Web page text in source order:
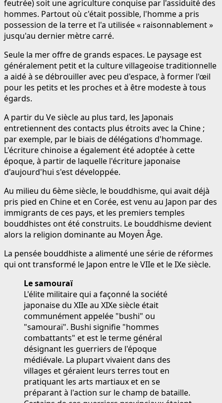
feutrée) soit une agriculture conquise par l'assiduité des
hommes. Partout où c'était possible, l'homme a pris
possession de la terre et l'a utilisée « raisonnablement »
jusqu'au dernier mètre carré.
Seule la mer offre de grands espaces. Le paysage est
généralement petit et la culture villageoise traditionnelle
a aidé à se débrouiller avec peu d'espace, à former l'œil
pour les petits et les proches et à être modeste à tous
égards.
A partir du Ve siècle au plus tard, les Japonais
entretiennent des contacts plus étroits avec la Chine ;
par exemple, par le biais de délégations d'hommage.
L'écriture chinoise a également été adoptée à cette
époque, à partir de laquelle l'écriture japonaise
d'aujourd'hui s'est développée.
Au milieu du 6ème siècle, le bouddhisme, qui avait déjà
pris pied en Chine et en Corée, est venu au Japon par des
immigrants de ces pays, et les premiers temples
bouddhistes ont été construits. Le bouddhisme devient
alors la religion dominante au Moyen Âge.
La pensée bouddhiste a alimenté une série de réformes
qui ont transformé le Japon entre le VIIe et le IXe siècle.
Le samouraï
L'élite militaire qui a façonné la société
japonaise du XIIe au XIXe siècle était
communément appelée "bushi" ou
"samouraï". Bushi signifie "hommes
combattants" et est le terme général
désignant les guerriers de l'époque
médiévale. La plupart vivaient dans des
villages et géraient leurs terres tout en
pratiquant les arts martiaux et en se
préparant à l'action sur le champ de bataille.